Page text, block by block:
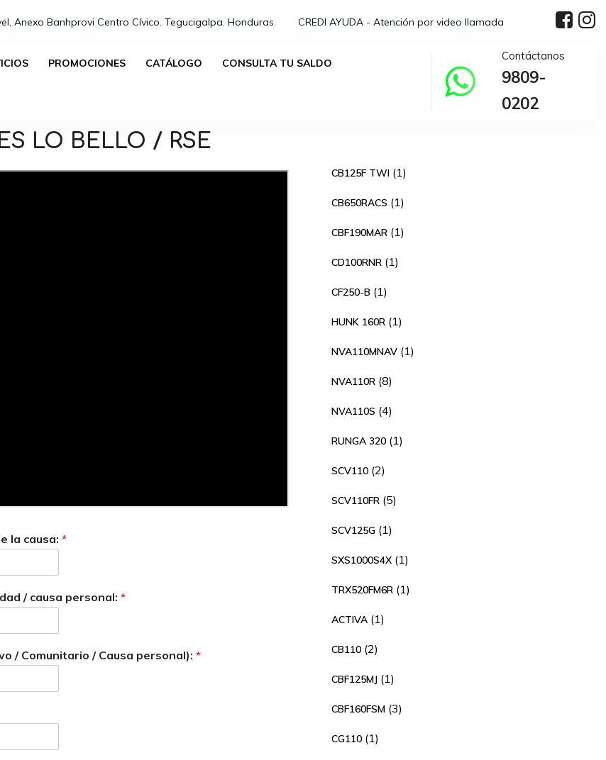
Anexo Banhprovi Centro Cívico. Tegucigalpa. Honduras.⁣ CREDI AYUDA - Atención por video llamada
PROMOCIONES CATÁLOGO CONSULTA TU SALDO
Contáctanos
9809-
0202
LO BELLO / RSE
la causa: *
/ causa personal: *
/ Comunitario / Causa personal): *
CB125F TWI 11
CB650RACS 11
CBF190MAR 11
CD100RNR 11
CF250-B 11
HUNK 160R 11
NVA110MNAV 11
NVA110R 88
NVA110S 44
RUNGA 320 11
SCV110 22
SCV110FR 55
SCV125G 11
SXS1000S4X 11
TRX520FM6R 11
ACTIVA 11
CB110 22
CBF125MJ 11
CBF160FSM 33
CG110 11